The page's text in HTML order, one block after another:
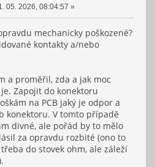
05. 2026, 08:04:57 »
mechanicky poškozené?
kontakty a/nebo
a proměřil, zda a jak moc
Zapojit do konektoru
na PCB jaký je odpor a
konektoru. V tomto případě
divné, ale pořád by to mělo
za opravdu rozbité (ono to
do stovek ohm, ale záleží